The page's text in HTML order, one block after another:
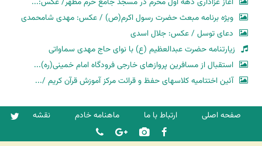
ویژه برنامه مبعث حضرت رسول اکرم(ص) / عکس: مهدی شامحمدی
دعای توسل / عکس: جلال اسدی
زیارتنامه حضرت عبدالعظیم (ع) با نوای حاج مهدی سماواتی
استقبال از مسافرین پروازهای خارجی فرودگاه امام خمینی(ره)...
آئین اختتامیه کلاسهای حفظ و قرائت مرکز آموزش قرآن کریم /...
صفحه اصلی ارتباط با ما ماهنامه خادم نقشه